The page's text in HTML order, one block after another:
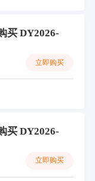
买 DY2026-
立即购买
买 DY2026-
立即购买